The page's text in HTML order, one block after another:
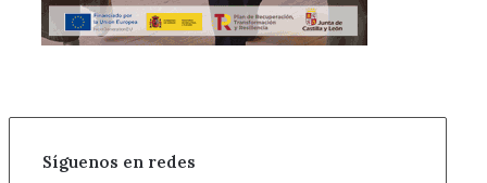
Síguenos en redes